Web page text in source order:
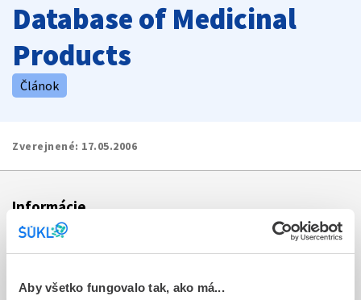
Aby všetko fungovalo tak, ako má...
Database of Medicinal
Products
Článok
Zverejnené: 17.05.2006
Informácie
Aktuality
Dotazník spokojnosti zákazníka